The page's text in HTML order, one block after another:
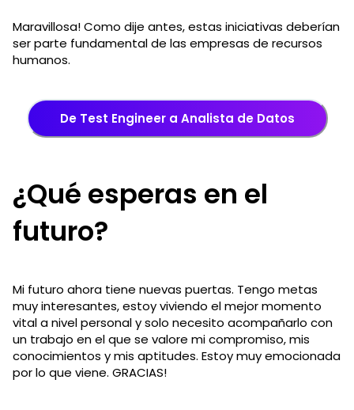
Maravillosa! Como dije antes, estas iniciativas deberían
ser parte fundamental de las empresas de recursos
humanos.
De Test Engineer a Analista de Datos
¿Qué esperas en el
futuro?
Mi futuro ahora tiene nuevas puertas. Tengo metas
muy interesantes, estoy viviendo el mejor momento
vital a nivel personal y solo necesito acompañarlo con
un trabajo en el que se valore mi compromiso, mis
conocimientos y mis aptitudes. Estoy muy emocionada
por lo que viene. GRACIAS!